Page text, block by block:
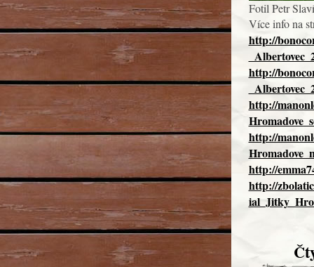
Fotil Petr
Více info na
http://
http://
http://
http://
http://
http://